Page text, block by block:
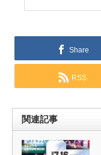
Share
RSS
関連記事